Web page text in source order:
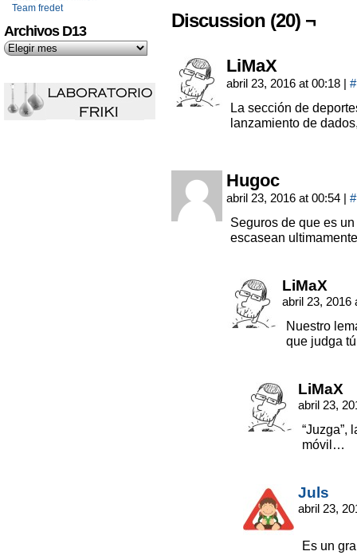
Team fredet
Archivos D13 Discussion (20) ¬
LiMaX
abril 23, 2016 at 00:18 | #
La sección de
lanzamiento de
Hugoc
abril 23, 2016 at 00:54 | #
Seguros de que es
escasean
LiMaX
abril 23, 2016
Nuestro
que judga
LiMaX
abril 23,
“Juzga”,
móvil…
Juls
abril 23,
Es un